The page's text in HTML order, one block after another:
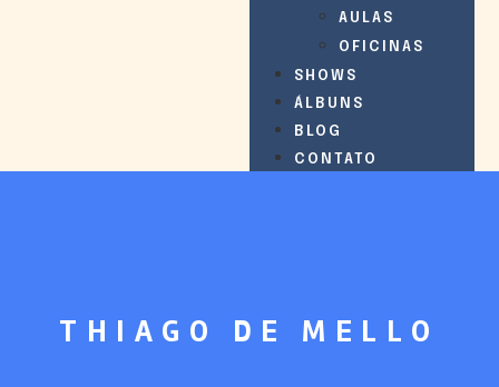
AULAS
OFICINAS
SHOWS
ÁLBUNS
BLOG
CONTATO
THIAGO DE MELLO